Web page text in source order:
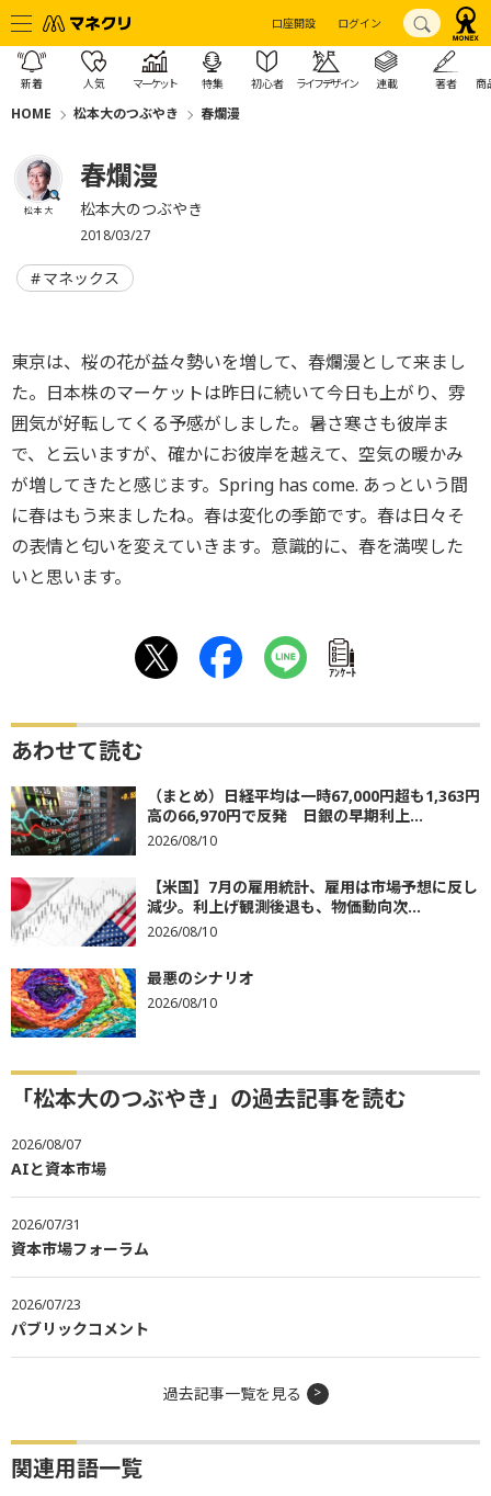
口座開設 ログイン
新着 人気 マーケット 特集 初心者 ライフデザイン 連載 著者 商
HOME 松本大のつぶやき 春爛漫
松本 大
春爛漫
松本大のつぶやき
2018/03/27
マネックス
東京は、桜の花が益々勢いを増して、春爛漫として来まし
た。日本株のマーケットは昨日に続いて今日も上がり、雰
囲気が好転してくる予感がしました。暑さ寒さも彼岸ま
で、と云いますが、確かにお彼岸を越えて、空気の暖かみ
が増してきたと感じます。Spring has come. あっという間
に春はもう来ましたね。春は変化の季節です。春は日々そ
の表情と匂いを変えていきます。意識的に、春を満喫した
いと思います。
ｱﾝｹｰﾄ
あわせて読む
（まとめ）日経平均は一時67,000円超も1,363円
高の66,970円で反発 日銀の早期利上...
2026/08/10
【米国】7月の雇用統計、雇用は市場予想に反し
減少。利上げ観測後退も、物価動向次...
2026/08/10
最悪のシナリオ
2026/08/10
「松本大のつぶやき」の過去記事を読む
2026/08/07
AIと資本市場
2026/07/31
資本市場フォーラム
2026/07/23
パブリックコメント
過去記事一覧を見る
関連用語一覧